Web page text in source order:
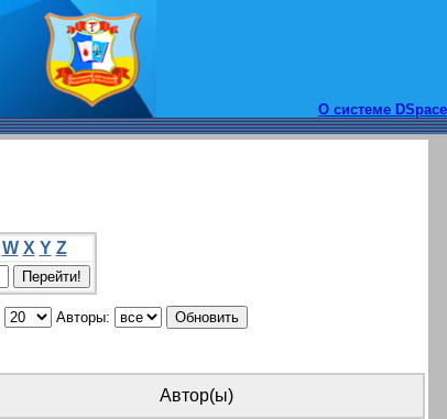
О системе DSpace
W X Y Z
Авторы:
Автор(ы)